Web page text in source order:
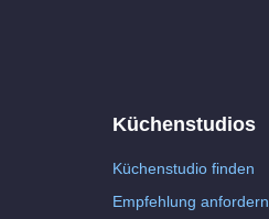
Küchenstudios
Küchenstudio finden
Empfehlung anfordern